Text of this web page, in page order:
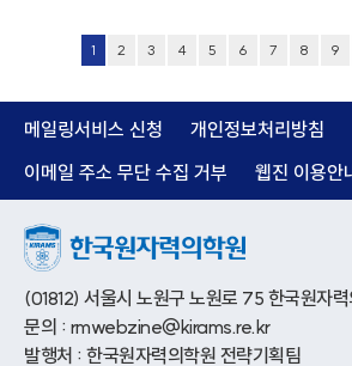
1 2 3 4 5 6 7 8 9
메일링서비스 신청
개인정보처리방침
이메일 주소 무단 수집 거부
웹진 이용안
(01812) 서울시 노원구 노원로 75 한국원자
문의 : rmwebzine@kirams.re.kr
발행처 : 한국원자력의학원 전략기획팀